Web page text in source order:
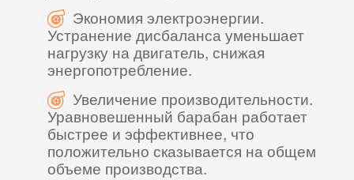
Экономия электроэнергии.
Устранение дисбаланса уменьшает
нагрузку на двигатель, снижая
энергопотребление.
Увеличение производительности.
Уравновешенный барабан работает
быстрее и эффективнее, что
положительно сказывается на общем
объеме производства.